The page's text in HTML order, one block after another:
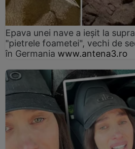
Epava unei nave a ieșit la
"pietrele foametei", vechi de
în Germania www.antena3.ro